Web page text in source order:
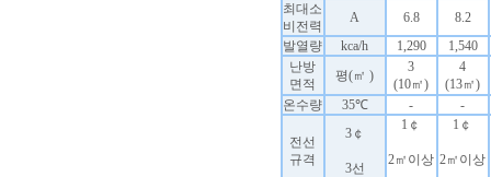
최대소
비전력
A 6.8
8.2
발열량
kca/h 1,290
1,540
난방
면적
평(㎡ )
3
(10㎡)
4
(13㎡)
온수량
35℃ - -
전선
규격
3￠
3선
1￠
2㎡이상
1￠
2㎡이상